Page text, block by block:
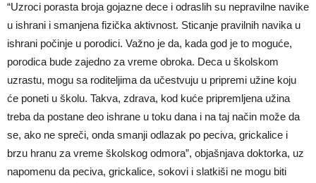
“Uzroci porasta broja gojazne dece i odraslih su nepravilne navike
u ishrani i smanjena fizička aktivnost. Sticanje pravilnih navika u
ishrani počinje u porodici. Važno je da, kada god je to moguće,
porodica bude zajedno za vreme obroka. Deca u školskom
uzrastu, mogu sa roditeljima da učestvuju u pripremi užine koju
će poneti u školu. Takva, zdrava, kod kuće pripremljena užina
treba da postane deo ishrane u toku dana i na taj način može da
se, ako ne spreči, onda smanji odlazak po peciva, grickalice i
brzu hranu za vreme školskog odmora”, objašnjava doktorka, uz
napomenu da peciva, grickalice, sokovi i slatkiši ne mogu biti